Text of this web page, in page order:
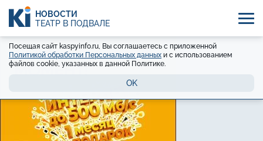
НОВОСТИ
ТЕАТР В ПОДВАЛЕ
Посещая сайт kaspyinfo.ru, Вы соглашаетесь с приложенной
Политикой обработки Персональных данных и с использованием
файлов cookie, указанных в данной Политике.
OK